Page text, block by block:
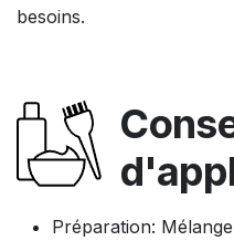
besoins.
Préparation: